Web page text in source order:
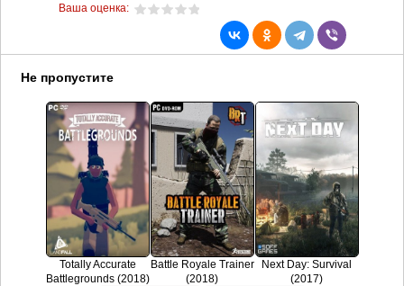
Ваша оценка:
Не пропустите
Totally Accurate
Battlegrounds (2018)
Battle Royale Trainer
(2018)
Next Day: Survival
(2017)